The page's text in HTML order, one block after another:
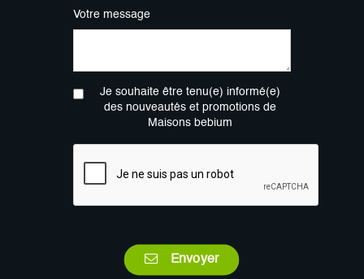
Votre message
Je souhaite être tenu(e) informé(e)
des nouveautés et promotions de
Maisons bebium
Envoyer